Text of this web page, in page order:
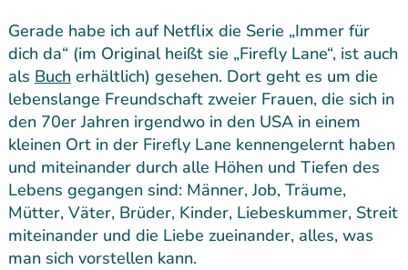
Gerade habe ich auf Netflix die Serie „Immer für
dich da“ (im Original heißt sie „Firefly Lane“, ist auch
als Bucherhältlich) gesehen. Dort geht es um die
lebenslange Freundschaft zweier Frauen, die sich in
den 70er Jahren irgendwo in den USA in einem
kleinen Ort in der Firefly Lane kennengelernt haben
und miteinander durch alle Höhen und Tiefen des
Lebens gegangen sind: Männer, Job, Träume,
Mütter, Väter, Brüder, Kinder, Liebeskummer, Streit
miteinander und die Liebe zueinander, alles, was
man sich vorstellen kann.